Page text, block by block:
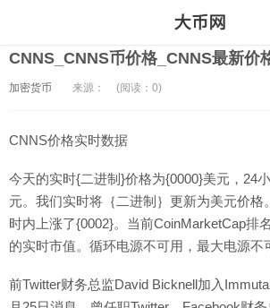
CNNS_CNNS币价格_CNNS最新价
加密货币 来源： (阅读：0)
CNNS价格实时数据
今天的实时{二进制}价格为{0000}美元，24
元。我们实时将｛二进制｝更新为美元价格
时内上涨了{0002}。当前CoinMarketCap排
的实时市值。循环电源不可用，最大电源不
前Twitter财务总监David Bicknell加入